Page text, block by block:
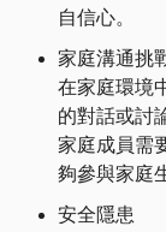
自信心。
家庭溝通挑
在家庭環境
的對話或討
家庭成員需
夠參與家庭
安全隱患